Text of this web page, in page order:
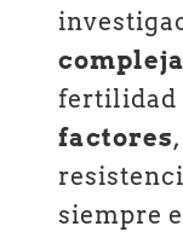
compleja
fertilidad
factores
siempre